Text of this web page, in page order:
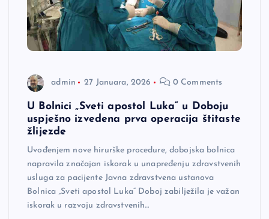
admin 27 Januara, 2026 0 Comments
U Bolnici „Sveti apostol Luka“ u Doboju
uspješno izvedena prva operacija štitaste
žlijezde
Uvođenjem nove hirurške procedure, dobojska bolnica
napravila značajan iskorak u unapređenju zdravstvenih
usluga za pacijente Javna zdravstvena ustanova
Bolnica „Sveti apostol Luka“ Doboj zabilježila je važan
iskorak u razvoju zdravstvenih…